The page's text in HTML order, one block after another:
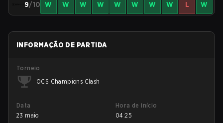
9/10 W W W W W W W W L W
INFORMAÇÃO DE PARTIDA
Torneio
OCS Champions Clash
Data
23 maio
Hora de início
04:25